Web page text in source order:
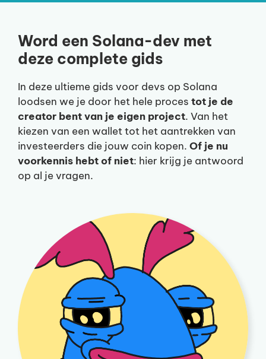
Word een Solana-dev met
deze complete gids
In deze ultieme gids voor devs op Solana
loodsen we je door het hele proces tot je de
creator bent van je eigen project. Van het
kiezen van een wallet tot het aantrekken van
investeerders die jouw coin kopen. Of je nu
voorkennis hebt of niet: hier krijg je antwoord
op al je vragen.